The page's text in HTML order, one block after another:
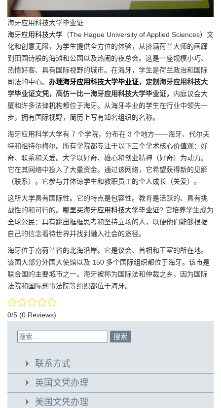
海牙应用科技大学毕业证
海牙应用科技大学 （The Hague University of Applied Sciences）文
化和创意无限，为学生提供全方位的体验，从挤满荷兰大师的画廊
到田园诗般的海滩和公园以及热闹的夜总会。这是一座规模小巧、
热情好客、具有国际视野的城市。在海牙，学生是荷兰政治和国际
司法的中心。 办理海牙应用科技大学毕业证，定制海牙应用科技大
学毕业证文凭，高仿一比一海牙应用科技大学毕业证， 内庭议会大
厦和许多法律机构都位于海牙。从海牙毕业的学生在行业中领先一
步，拥有国际视野，简历上写有知名组织的名称。
海牙应用科学大学有 7 个学院，分布在 3 个地方——海牙、代尔夫
特和祖特尔梅尔。所有学院都专注于以下三个学术核心价值观：好
奇、联系和关爱。大学以好奇、雄心和创业精神（好奇）为动力。
它在其网络中投入了大量资金。通过该网络，它希望获得新的见解
（联系）。它参与并体谅学生和教职员工的个人成长（关爱）。
这所大学具有国际性。它的特点是包容性。教育是活跃的、具有挑
战性的和可行的。 哪里买海牙应用科技大学毕业证? 它培养学生成为
全球公民：具有跳出框框思考和坚持立场的人，以便他们能够根据
自己的信念看待世界并找到融入社会的途径。
海牙位于南荷兰省的北海沿岸。它是议会、首相和王室的所在地。
该国大部分外国大使馆以及 150 多个国际组织都位于海牙。该市是
联合国的主要城市之一。海牙被称为国际法和仲裁之乡，因为国际
法院和国际刑事法院等组织都位于海牙。
0/5 (0 Reviews)
联系方式
英国文凭办理
美国文凭办理